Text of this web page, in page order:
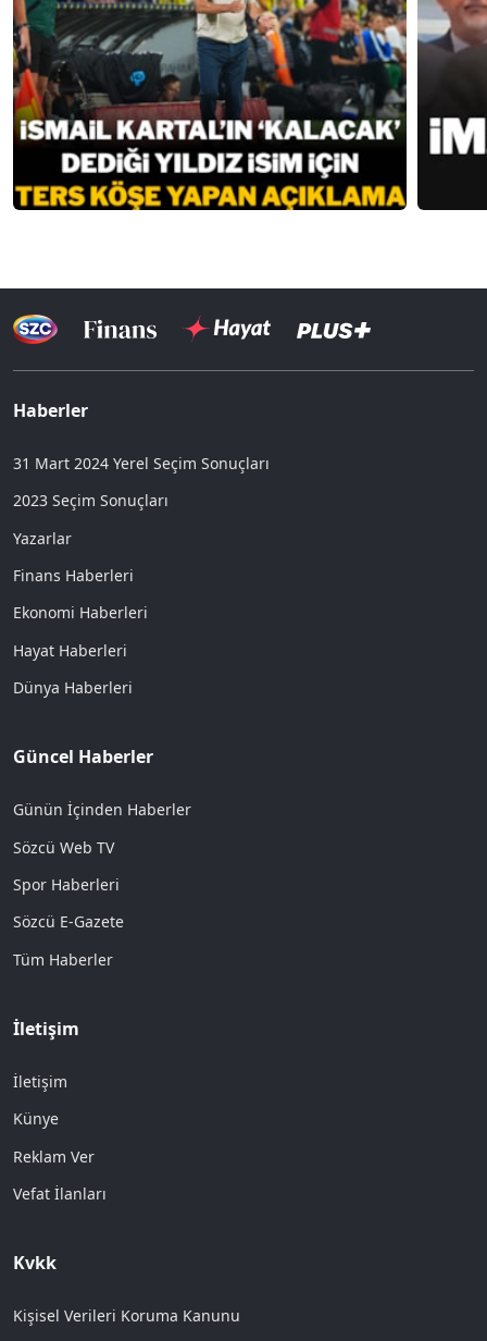
Haberler
31 Mart 2024 Yerel Seçim Sonuçları
2023 Seçim Sonuçları
Yazarlar
Finans Haberleri
Ekonomi Haberleri
Hayat Haberleri
Dünya Haberleri
Güncel Haberler
Günün İçinden Haberler
Sözcü Web TV
Spor Haberleri
Sözcü E-Gazete
Tüm Haberler
İletişim
İletişim
Künye
Reklam Ver
Vefat İlanları
Kvkk
Kişisel Verileri Koruma Kanunu